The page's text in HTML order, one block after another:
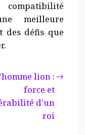
meilleure
des défis que
lion :
force et
d’un
roi